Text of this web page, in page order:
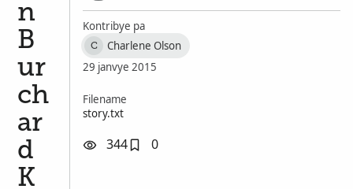
n
B
ur
ch
ar
d
K
Kontribye pa
C
Charlene Olson
29 janvye 2015
Filename
story.txt
344 0